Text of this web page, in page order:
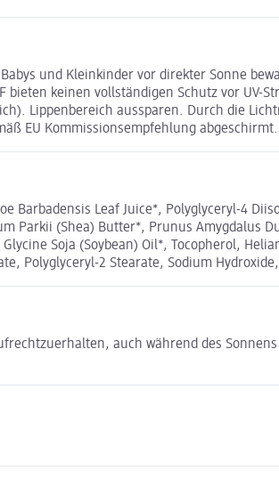
und Kleinkinder vor direkter Sonne
keinen vollständigen Schutz vor UV-
Lippenbereich aussparen. Durch die
EU Kommissionsempfehlung abgeschirmt.
Barbadensis Leaf Juice*, Polyglyceryl-4
(Shea) Butter*, Prunus Amygdalus
Soja (Soybean) Oil*, Tocopherol,
Polyglyceryl-2 Stearate, Sodium
auch während des